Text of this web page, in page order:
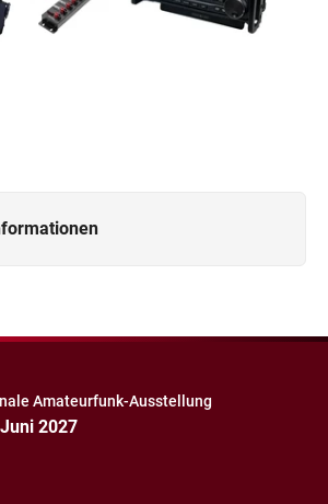
Amateurfunk-Ausstellung
2027